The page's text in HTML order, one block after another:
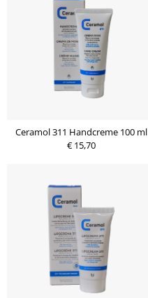
Ceramol 311 Handcreme 100 ml
€ 15,70